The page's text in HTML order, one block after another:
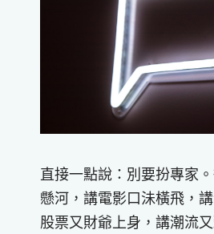
直接一點說：別要扮專家
懸河，講電影口沬橫飛，
股票又財爺上身，講潮流